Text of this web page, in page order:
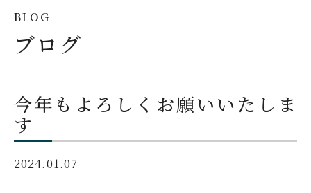
BLOG
ブログ
今年もよろしくお願いいたしま
す
2024.01.07